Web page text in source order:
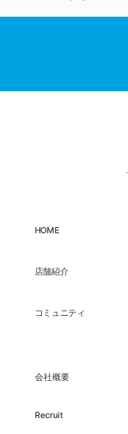
HOME
店舗紹介
コミュニティ
会社概要
Recruit